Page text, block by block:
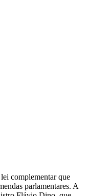
complementar que
parlamentares. A